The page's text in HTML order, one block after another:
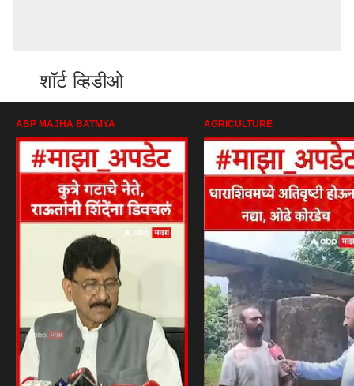
शॉर्ट व्हिडीओ
ABP MAJHA BATMYA AGRICULTURE